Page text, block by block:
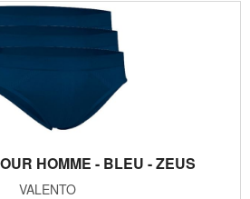
HOMME - BLEU - ZEUS
VALENTO